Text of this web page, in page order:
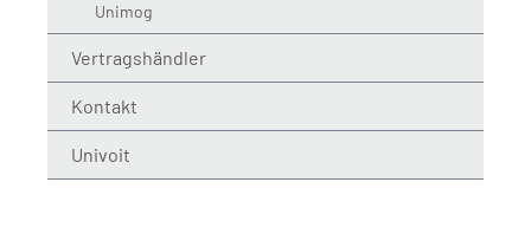
Unimog
Vertragshändler
Kontakt
Univoit